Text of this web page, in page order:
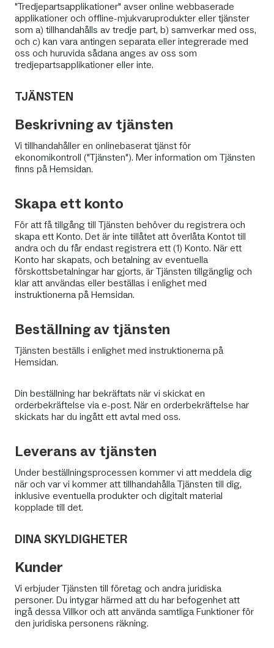
"Tredjepartsapplikationer" avser online webbaserade
applikationer och offline-mjukvaruprodukter eller tjänster
som a) tillhandahålls av tredje part, b) samverkar med oss,
och c) kan vara antingen separata eller integrerade med
oss ​​och huruvida sådana anges av oss som
tredjepartsapplikationer eller inte.
TJÄNSTEN
Beskrivning av tjänsten
Vi tillhandahåller en onlinebaserat tjänst för
ekonomikontroll ("Tjänsten"). Mer information om Tjänsten
finns på Hemsidan.
Skapa ett konto
För att få tillgång till Tjänsten behöver du registrera och
skapa ett Konto. Det är inte tillåtet att överlåta Kontot till
andra och du får endast registrera ett (1) Konto. När ett
Konto har skapats, och betalning av eventuella
förskottsbetalningar har gjorts, är Tjänsten tillgänglig och
klar att användas eller beställas i enlighet med
instruktionerna på Hemsidan.
Beställning av tjänsten
Tjänsten beställs i enlighet med instruktionerna på
Hemsidan.
Din beställning har bekräftats när vi skickat en
orderbekräftelse via e-post. När en orderbekräftelse har
skickats har du ingått ett avtal med oss.
Leverans av tjänsten
Under beställningsprocessen kommer vi att meddela dig
när och var vi kommer att tillhandahålla Tjänsten till dig,
inklusive eventuella produkter och digitalt material
kopplade till det.
DINA SKYLDIGHETER
Kunder
Vi erbjuder Tjänsten till företag och andra juridiska
personer. Du intygar härmed att du har befogenhet att
ingå dessa Villkor och att använda samtliga Funktioner för
den juridiska personens räkning.